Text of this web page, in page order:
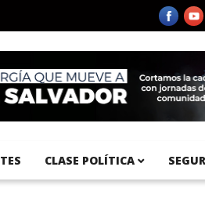
Internacional del Pacífico
CLASE POLÍTICA